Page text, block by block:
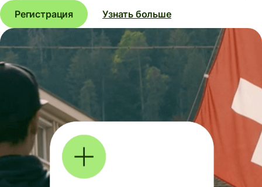
Регистрация
Узнать больше